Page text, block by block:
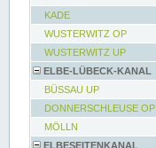
KADE
WUSTERWITZ OP
WUSTERWITZ UP
ELBE-LÜBECK-KANAL
BÜSSAU UP
DONNERSCHLEUSE OP
MÖLLN
ELBESEITENKANAL